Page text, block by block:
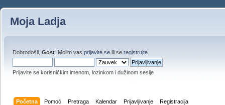
Moja Ladja
Dobrodošli, Gost . Molim vas prijavite se ili se registrujte
Prijavite se korisničkim imenom, lozinkom i dužinom sesije
Početna Pomoć Pretraga Kalendar Prijavljivanje Registracija